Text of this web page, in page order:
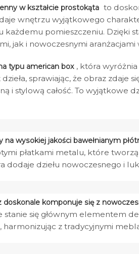
w kształcie prostokąta to
wnętrzu wyjątkowego
każdemu pomieszczeniu. Dzięki
jak i nowoczesnymi aranżacjami
typu american box , która
sprawiając, że obraz zdaje
i stylową całość. To
na wysokiej jakości bawełnianym
płatkami metalu, które
dodaje dziełu nowoczesnego i
doskonale komponuje się z
stanie się głównym elementem
harmonizując z tradycyjnymi